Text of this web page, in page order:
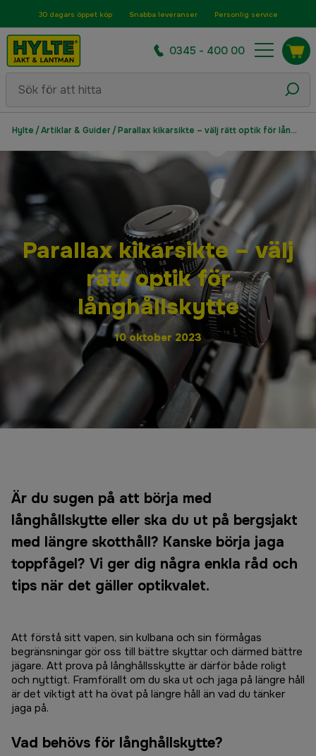
30 dagars öppet köp Snabba leveranser Personlig service
0345 - 400 00
Hylte /Artiklar & Guider/ Parallax kikarsikte – välj rätt optik för långhållskytte
Parallax kikarsikte – välj
rätt optik för
långhållskytte
10 oktober 2023
Är du sugen på att börja med
långhållskytte eller ska du ut på bergsjakt
med längre skotthåll? Kanske börja jaga
toppfågel? Vi ger dig några enkla råd och
tips när det gäller optikvalet.
Att förstå sitt vapen, sin kulbana och sin förmågas
begränsningar gör oss till bättre skyttar och därmed bättre
jägare. Att prova på långhållsskytte är därför både roligt
och nyttigt. Framförallt om du ska ut och jaga på längre håll
är det viktigt att ha övat på längre håll än vad du tänker
jaga på.
Vad behövs för långhållskytte?